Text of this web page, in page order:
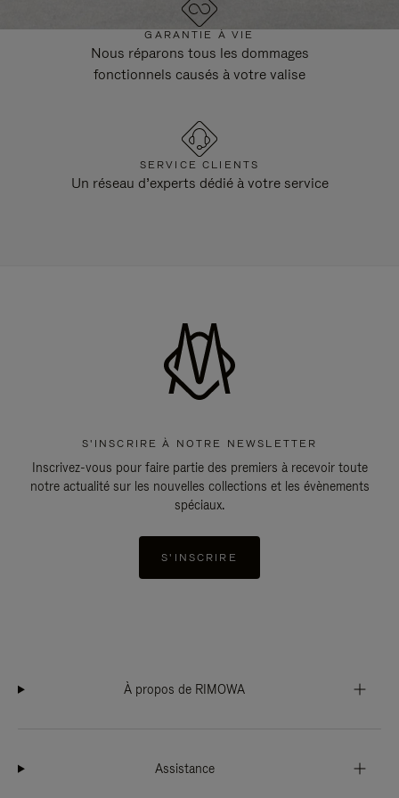
GARANTIE À VIE
Nous réparons tous les dommages
fonctionnels causés à votre valise
SERVICE CLIENTS
Un réseau d’experts dédié à votre service
S'INSCRIRE À NOTRE NEWSLETTER
Inscrivez-vous pour faire partie des premiers à recevoir toute
notre actualité sur les nouvelles collections et les évènements
spéciaux.
S'INSCRIRE
À propos de RIMOWA
Assistance